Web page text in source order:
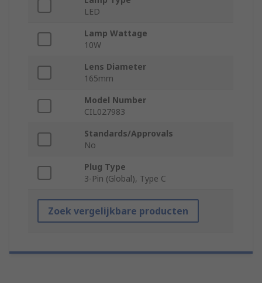
LED
Lamp Wattage
10W
Lens Diameter
165mm
Model Number
CIL027983
Standards/Approvals
No
Plug Type
3-Pin (Global), Type C
Zoek vergelijkbare producten